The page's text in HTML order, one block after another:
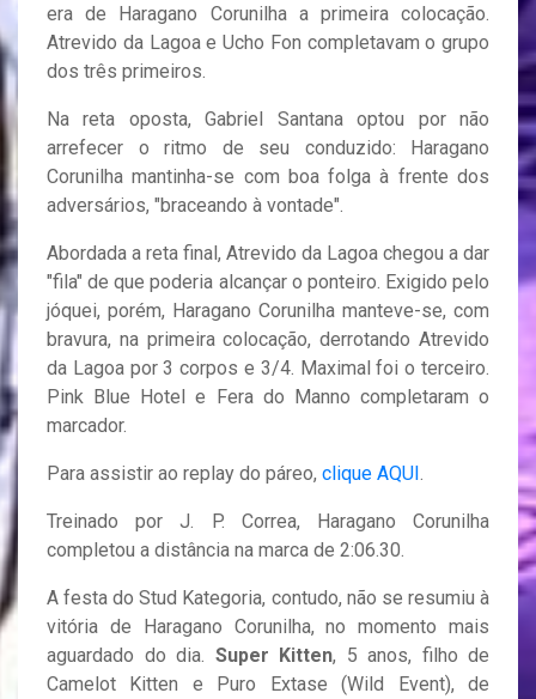
era de Haragano Corunilha a primeira colocação.
Atrevido da Lagoa e Ucho Fon completavam o grupo
dos três primeiros.
Na reta oposta, Gabriel Santana optou por não
arrefecer o ritmo de seu conduzido: Haragano
Corunilha mantinha-se com boa folga à frente dos
adversários, "braceando à vontade".
Abordada a reta final, Atrevido da Lagoa chegou a dar
"fila" de que poderia alcançar o ponteiro. Exigido pelo
jóquei, porém, Haragano Corunilha manteve-se, com
bravura, na primeira colocação, derrotando Atrevido
da Lagoa por 3 corpos e 3/4. Maximal foi o terceiro.
Pink Blue Hotel e Fera do Manno completaram o
marcador.
Para assistir ao replay do páreo, clique AQUI.
Treinado por J. P. Correa, Haragano Corunilha
completou a distância na marca de 2:06.30.
A festa do Stud Kategoria, contudo, não se resumiu à
vitória de Haragano Corunilha, no momento mais
aguardado do dia. Super Kitten, 5 anos, filho de
Camelot Kitten e Puro Extase (Wild Event), de